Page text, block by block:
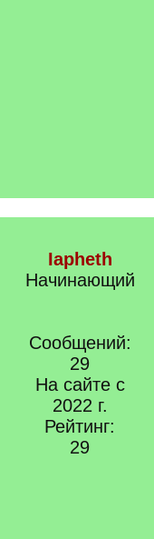
Iapheth
Начинающий
Сообщений:
29
На сайте с
2022 г.
Рейтинг:
29